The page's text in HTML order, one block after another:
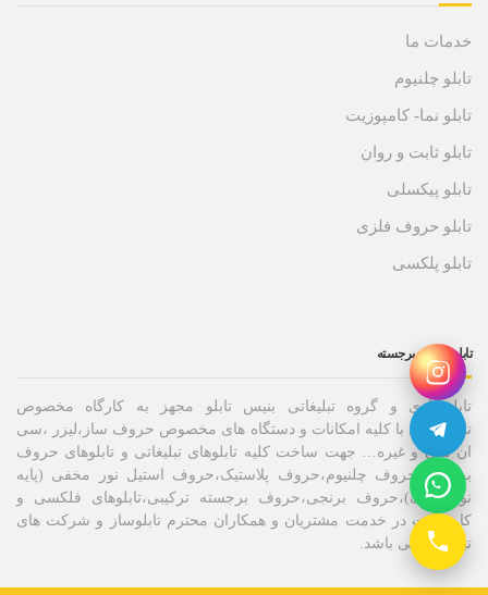
خدمات ما
تابلو چلنیوم
تابلو نما- کامپوزیت
تابلو ثابت و روان
تابلو پیکسلی
تابلو حروف فلزی
تابلو پلکسی
تابلو حروف برجسته
تابلوسازی و گروه تبلیغاتی بنیس تابلو مجهز به کارگاه مخصوص
تابلوسازی با کلیه امکانات و دستگاه های مخصوص حروف ساز،لیزر ،سی
ان سی و غیره… جهت ساخت کلیه تابلوهای تبلیغاتی و تابلوهای حروف
برجسته،حروف چلنیوم،حروف پلاستیک،حروف استیل نور مخفی (پایه
نوراندریک)،حروف برنجی،حروف برجسته ترکیبی،تابلوهای فلکسی و
کامپوزیت در خدمت مشتریان و همکاران محترم تابلوساز و شرکت های
تبلیغاتی می باشد.